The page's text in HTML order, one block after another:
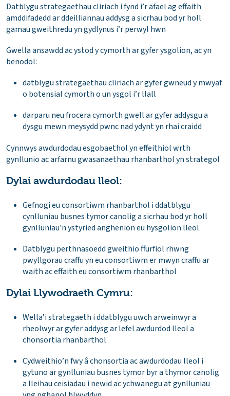
Datblygu strategaethau cliriach i fynd i’r afael ag effaith
amddifadedd ar ddeilliannau addysg a sicrhau bod yr holl
gamau gweithredu yn gydlynus i’r perwyl hwn
Gwella ansawdd ac ystod y cymorth ar gyfer ysgolion, ac yn
benodol:
datblygu strategaethau cliriach ar gyfer gwneud y mwyaf
o botensial cymorth o un ysgol i’r llall
darparu neu frocera cymorth gwell ar gyfer addysgu a
dysgu mewn meysydd pwnc nad ydynt yn rhai craidd
Cynnwys awdurdodau esgobaethol yn effeithiol wrth
gynllunio ac arfarnu gwasanaethau rhanbarthol yn strategol
Dylai awdurdodau lleol:
Gefnogi eu consortiwm rhanbarthol i ddatblygu
cynlluniau busnes tymor canolig a sicrhau bod yr holl
gynlluniau’n ystyried anghenion eu hysgolion lleol
Datblygu perthnasoedd gweithio ffurfiol rhwng
pwyllgorau craffu yn eu consortiwm er mwyn craffu ar
waith ac effaith eu consortiwm rhanbarthol
Dylai Llywodraeth Cymru:
Wella’i strategaeth i ddatblygu uwch arweinwyr a
rheolwyr ar gyfer addysg ar lefel awdurdod lleol a
chonsortia rhanbarthol
Cydweithio’n fwy â chonsortia ac awdurdodau lleol i
gytuno ar gynlluniau busnes tymor byr a thymor canolig
a lleihau ceisiadau i newid ac ychwanegu at gynlluniau